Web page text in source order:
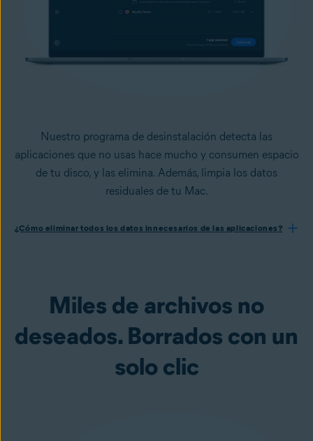
Nuestro programa de desinstalación detecta las
aplicaciones que no usas hace mucho y consumen espacio
de tu disco, y las elimina. Además, limpia los datos
residuales de tu Mac.
¿Cómo eliminar todos los datos innecesarios de las aplicaciones?
Miles de archivos no
deseados. Borrados con un
solo clic